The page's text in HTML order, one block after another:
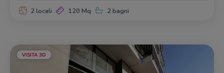
2 locali 120 Mq 2 bagni
VISITA 3D